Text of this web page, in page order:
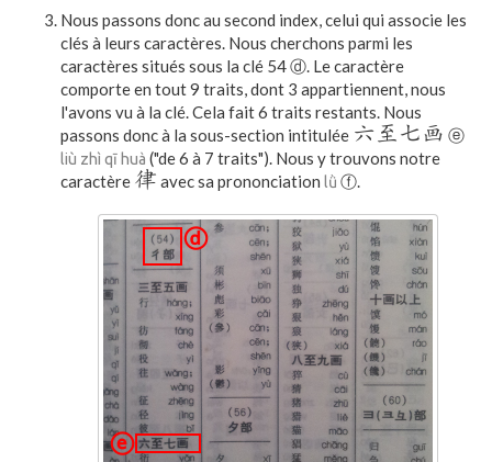
Nous passons donc au second index, celui qui associe les
clés à leurs caractères. Nous cherchons parmi les
caractères situés sous la clé 54 ⓓ. Le caractère
comporte en tout 9 traits, dont 3 appartiennent, nous
l'avons vu à la clé. Cela fait 6 traits restants. Nous
passons donc à la sous-section intitulée 六至七画 ⓔ
liù zhì qī huà ("de 6 à 7 traits"). Nous y trouvons notre
caractère 律 avec sa prononciation lǜ ⓕ.